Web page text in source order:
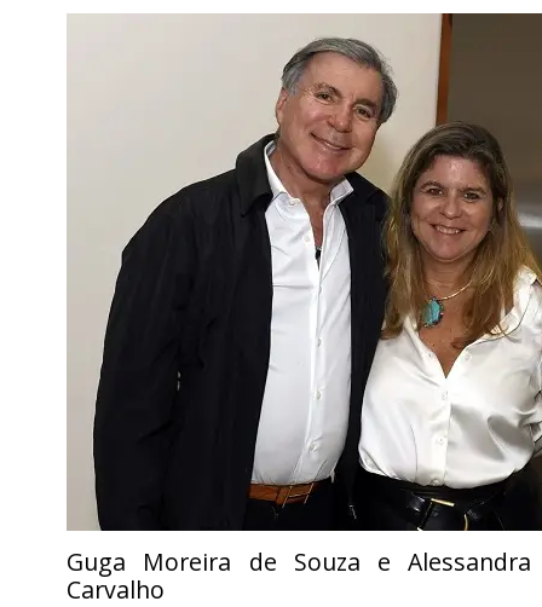
Guga Moreira de Souza e
Carvalho